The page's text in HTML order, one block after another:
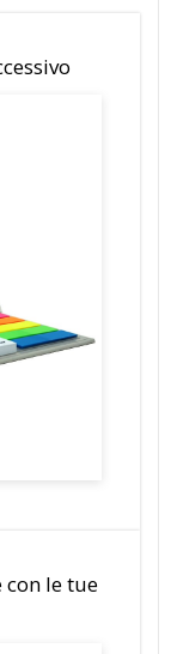
le tue